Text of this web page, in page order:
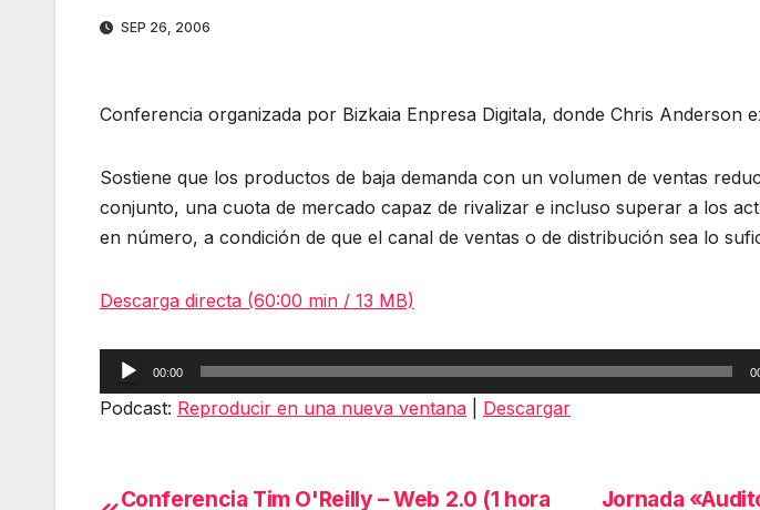
SEP 26, 2006
Conferencia organizada por Bizkaia Enpresa Digitala, donde Chris Anderson
Sostiene que los productos de baja demanda con un volumen de ventas
conjunto, una cuota de mercado capaz de rivalizar e incluso superar a los
en número, a condición de que el canal de ventas o de distribución sea lo
Descarga directa (60:00 min / 13 MB)
Reproductor
de
00:00
Podcast: Reproducir en una nueva ventana Descargar
Jornada
Conferencia Tim O'Reilly – Web 2.0 (1 hora